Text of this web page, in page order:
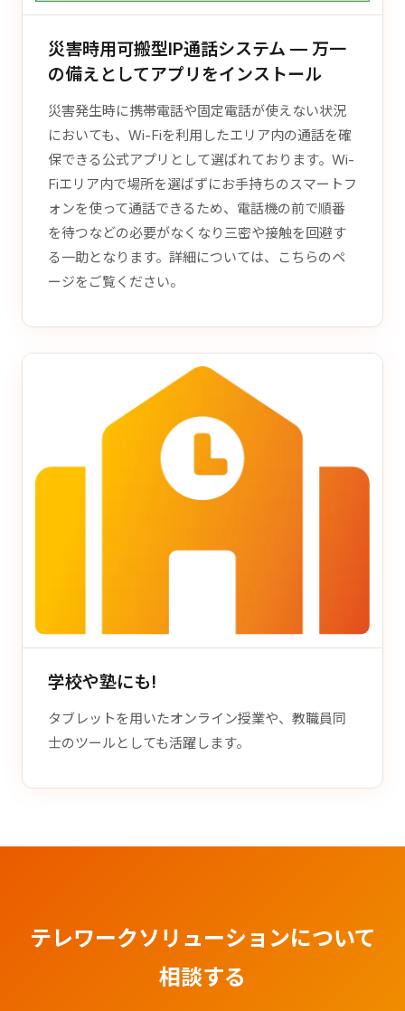
災害時用可搬型IP通話システム — 万一
の備えとしてアプリをインストール
災害発生時に携帯電話や固定電話が使えない状況
においても、Wi-Fiを利用したエリア内の通話を確
保できる公式アプリとして選ばれております。Wi-
Fiエリア内で場所を選ばずにお手持ちのスマートフ
ォンを使って通話できるため、電話機の前で順番
を待つなどの必要がなくなり三密や接触を回避す
る一助となります。詳細については、
こちらのペ
ージをご覧ください。
学校や塾にも!
タブレットを用いたオンライン授業や、教職員同
士のツールとしても活躍します。
テレワークソリューションについて
相談する